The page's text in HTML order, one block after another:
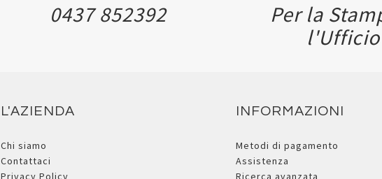
0437 852392
Per la
l'Ufficio
L'AZIENDA
Chi siamo
Contattaci
Privacy Policy
INFORMAZIONI
Metodi di pagamento
Assistenza
Ricerca avanzata